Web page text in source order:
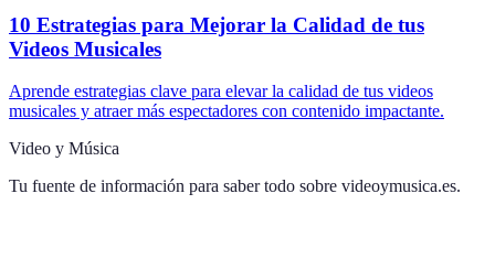
10 Estrategias para Mejorar la Calidad de tus
Videos Musicales
Aprende estrategias clave para elevar la calidad de tus videos
musicales y atraer más espectadores con contenido impactante.
Video y Música
Tu fuente de información para saber todo sobre videoymusica.es.